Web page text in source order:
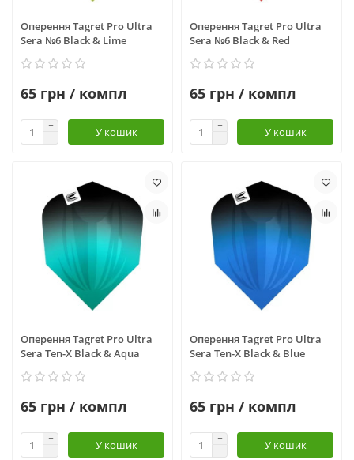
Оперення Tagret Pro Ultra
Sera №6 Black & Lime
65 грн / компл
У кошик
Оперення Tagret Pro Ultra
Sera №6 Black & Red
65 грн / компл
У кошик
Оперення Tagret Pro Ultra
Sera Ten-X Black & Aqua
65 грн / компл
У кошик
Оперення Tagret Pro Ultra
Sera Ten-X Black & Blue
65 грн / компл
У кошик